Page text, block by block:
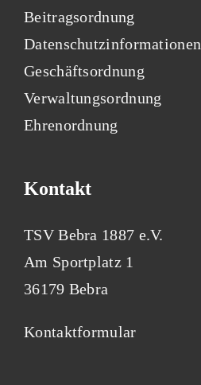
Beitragsordnung
Datenschutzinformationen
Geschäftsordnung
Verwaltungsordnung
Ehrenordnung
Kontakt
TSV Bebra 1887 e.V.
Am Sportplatz 1
36179 Bebra
Kontaktformular